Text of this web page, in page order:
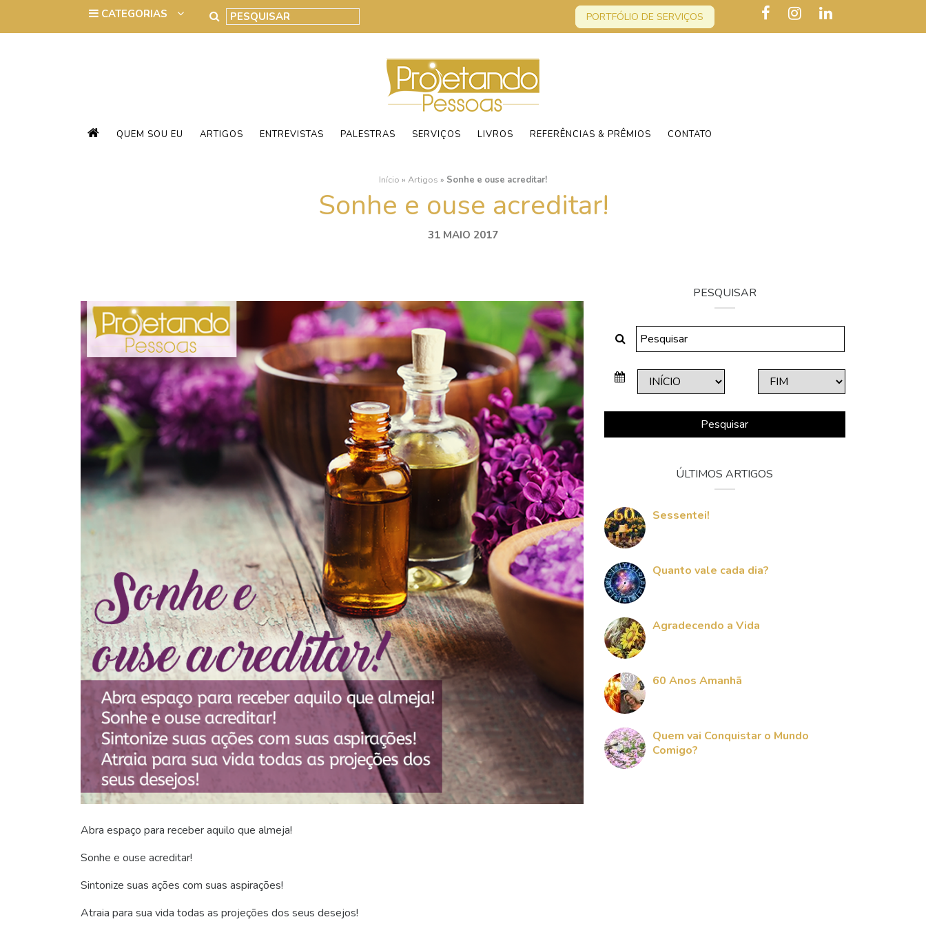
PORTFÓLIO DE SERVIÇOS
QUEM SOU EU ARTIGOS ENTREVISTAS PALESTRAS SERVIÇOS LIVROS REFERÊNCIAS & PRÊMIOS CONTATO
Início » Artigos » Sonhe e ouse acreditar!
Sonhe e ouse acreditar!
31 MAIO 2017
Abra espaço para receber aquilo que almeja!
Sonhe e ouse acreditar!
Sintonize suas ações com suas aspirações!
Atraia para sua vida todas as projeções dos seus desejos!
PESQUISAR
Pesquisar
ÚLTIMOS ARTIGOS
Sessentei!
Quanto vale cada dia?
Agradecendo a Vida
60 Anos Amanhã
Quem vai Conquistar o Mundo
Comigo?